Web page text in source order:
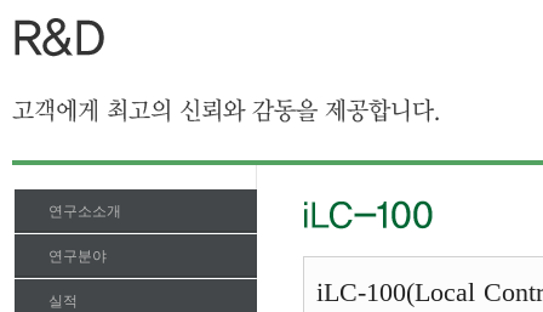
연구소소개
연구분야
실적
iLC-100(Local